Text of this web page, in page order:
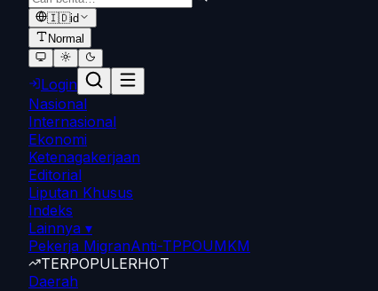
🇮🇩id
Normal
Login
Nasional
Internasional
Ekonomi
Ketenagakerjaan
Editorial
Liputan Khusus
Indeks
Lainnya ▾
Pekerja MigranAnti-TPPOUMKM
TERPOPULERHOT
Daerah